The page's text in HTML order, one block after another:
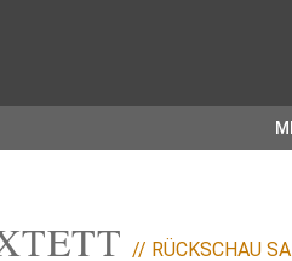
// RÜCKSCHAU